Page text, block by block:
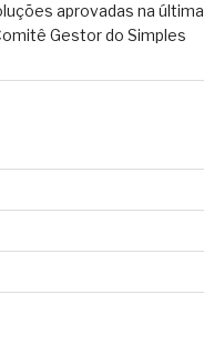
aprovadas na última
Gestor do Simples